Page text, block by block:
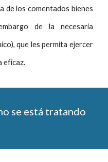
de los comentados bienes
de la necesaria
que les permita ejercer
eficaz.
se está tratando